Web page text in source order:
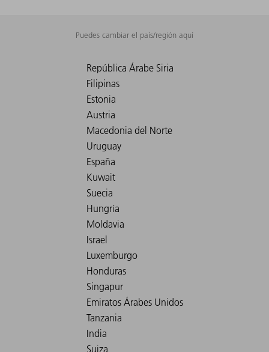
Puedes cambiar el país/región aquí